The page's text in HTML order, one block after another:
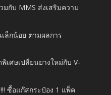
กับ MMS ส่งเสริมความ
ล็กน้อย ตามผลการ
เศษเปลี่ยนยางใหม่กับ V-
ซื้อแก๊สกระป๋อง 1 แพ็ค